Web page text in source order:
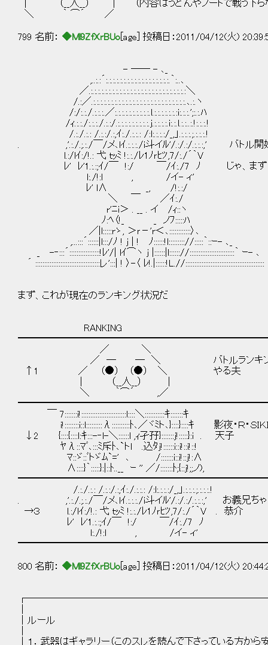
| （__人__） | （内容はうどんやノートで戦う下らない
＼ ｀ ⌒´ ／
799 名前： ◆Ml9ZfXrBUo [age] 投稿日：2011/04/12(火)
- ―― - ､_
,..:.:´:.:.:.:.:.:.:.:.:.:.:.:.:.:.:.:.:.:.｀:..､
／.:.:.:.:.:.:.:.:.:.:.:.:.:.:.:.:.:.:.:.:.:.:.:.:.:.:.:＼
/.:／.:.:.:.:.:.:.:.:.:.:.:.:.:.:.:.:.:.:.:.:.:.:.:.:.:.:.､.:.ヽ
/:/:.:./.:.:.:.／:.:.:.:.:.:.:.:.:.:.l.:.:.:.:.:.:.:i:.:.:.';:.:.ﾊ
/ｨ.:.:./:.:.:./.:.:/.:.:.:.:.:.:.:.:.:.j.:.:.:.:.i:.:.l.:.:..:.!:.:.:.!
/.:./.:.: /.:.:/.:,ｲ:./.:.:.: /:l:.:.:.:/_,」.:.:.:.;.:.:.:.!
. ,'.:./.;.:./￣/メ､lｲ.:.:.:./i斗イﾙ'/.:/.:/.:.:.:,' バトル開始
l.:/lｲ:/!.: 弋 ｔｯﾐ !:.:./ﾚ1ﾉｒﾋﾂ,7/:./´｀V
ﾚ' ﾚ'1.:.:;ｲ/￣ !:/ ￣/ｲ:./7 ﾉ じゃ、まずはルー
l:./!:l , /イ- ィ'
ﾚ' l∧ _, /!:.:/
＼ ￣ ／ｲ:./
r'ﾆi＞ . __ . イ /ｨ::ヽ
ﾉ:ﾍ〈!_ _ ノﾌ:::::ﾊ
／|l:::::rゝ, ＞ｒ－'r＜､::::::::::::〉､
,...:::´::::::|l:::/ﾉ ! j | ! ﾉ::::::!l::::::::://:::::｀::ｰ- ､_
_ -‐:::´:::::::::::::::::!ﾚ'/| lｲ⌒ヽ j |::::::|l:::::://:::::::::::::::::::::::::｀ ｰ- ､
´ ::::::::::::::::::::::::::::::::::::レ':::| ! 〉-〈 ﾚ!.|::::::!L.//::::::::::::::::::::::::::::::::::::::::::::
まず、これが現在のランキング状況だ
RANKING
／ ＼
／ ─ ─ ＼ バトルランキング暫
↑1 ／ （●） （●） ＼ やる夫
| （__人__） |
＼ ｀⌒´ ,／
￣ 7:::::::i!:::::::::::::::::::::::::l::::＼:::::::::::ｷ:::::::ｷ
i!::::::::i::l:::::::::λ::::::::::ﾄ､／ヾﾐト､}::::}::::ｷ 影夜・Ｒ・ＳＩＫ
↓2 {::::{::::l:ｷ:::-‐l-＼::::::l ,ｨ孑孖}:::::::j!:::::}:i . 天子
ﾔλ::ﾏﾞ､:::ﾐ斥ﾄ､`トl .込ﾀj!::::::i::i!::i!::!
ﾏ::ゞ::ﾞトゞﾑ`=' ､ /:::::::i::i!::j!:∧
∧::::}｀:::::}:|::ﾄ..__ ｰ '' ／/:::::::ﾄ;{::j!;;ノ),
/.:./.:.: /.:.:/.:,ｲ:./.:.:.: /:l:.:.:.:/_,」.:.:.:.;.:.:.:.!
. ,'.:./.;.:./￣/メ､lｲ.:.:.:./i斗イﾙ'/.:/.:/.:.:.:,' お義兄ちゃ
→３ l.:/lｲ:/!.: 弋 ｔｯﾐ !:.:./ﾚ1ﾉｒﾋﾂ,7/:./´｀V . 恭介
ﾚ' ﾚ'1.:.:;ｲ/￣ !:/ ￣/ｲ:./7 ﾉ
l:./!:l , /イ- ィ'
800 名前： ◆Ml9ZfXrBUo [age] 投稿日：2011/04/12(火)
│ルー
│１．武器はギャラリー（このスレを読んで下さっている方